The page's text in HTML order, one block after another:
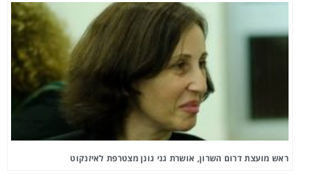
ראש מועצת דרום השרון, אושרת גני גונן מצטרפת לאיזנקוט